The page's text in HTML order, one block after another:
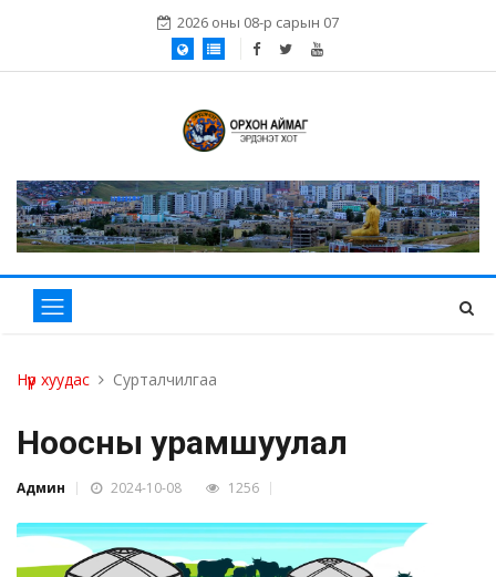
2026 оны 08-р сарын 07
Нүүр хуудас Сурталчилгаа
Ноосны урамшуулал
Админ 2024-10-08 1256